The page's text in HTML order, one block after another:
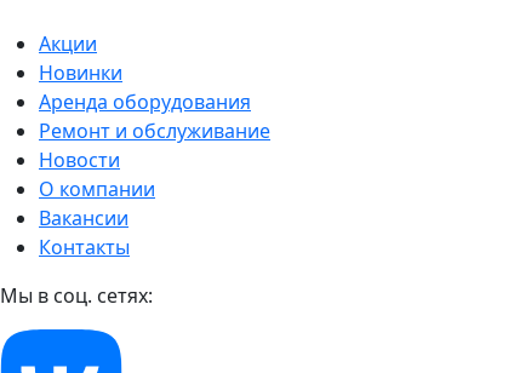
Акции
Новинки
Аренда оборудования
Ремонт и обслуживание
Новости
О компании
Вакансии
Контакты
Мы в соц. сетях: